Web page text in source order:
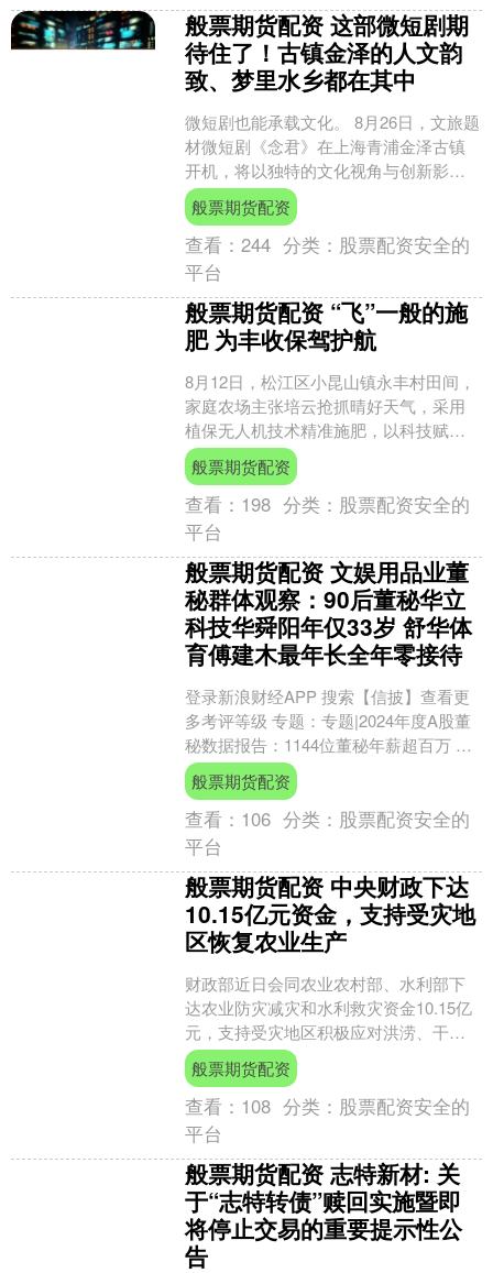
般票期货配资 这部微短剧期
待住了！古镇金泽的人文韵
致、梦里水乡都在其中
微短剧也能承载文化。 8月26日，文旅题
材微短剧《念君》在上海青浦金泽古镇
开机，将以独特的文化视角与创新影像
表达，聚焦江南水乡人文底蕴与非遗传
承，致力推动地方文....
般票期货配资
查看：244 分类： 股票配资安全的
平台
般票期货配资 “飞”一般的施
肥 为丰收保驾护航
8月12日，松江区小昆山镇永丰村田间，
家庭农场主张培云抢抓晴好天气，采用
植保无人机技术精准施肥，以科技赋能
田间管理，为粮食丰收打下坚实基础。
这次施肥属于水稻....
般票期货配资
查看： 198 分类： 股票配资安全的
平台
般票期货配资 文娱用品业董
秘群体观察：90后董秘华立
科技华舜阳年仅33岁 舒华体
育傅建木最年长全年零接待
登录新浪财经APP 搜索【信披】查看更
多考评等级 专题：专题|2024年度A股董
秘数据报告：1144位董秘年薪超百万 占
比超21% 董秘作为连接投资者与上市公
司....
般票期货配资
查看： 106 分类： 股票配资安全的
平台
般票期货配资 中央财政下达
10.15亿元资金，支持受灾地
区恢复农业生产
财政部近日会同农业农村部、水利部下
达农业防灾减灾和水利救灾资金10.15亿
元，支持受灾地区积极应对洪涝、干旱
等灾害影响，加快恢复农业生产。 支持
北京、河北、内蒙....
般票期货配资
查看： 108 分类： 股票配资安全的
平台
般票期货配资 志特新材: 关
于“志特转债”赎回实施暨即
将停止交易的重要提示性公
告